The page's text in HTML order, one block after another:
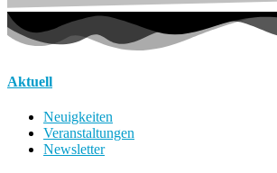
Aktuell
Neuigkeiten
Veranstaltungen
Newsletter